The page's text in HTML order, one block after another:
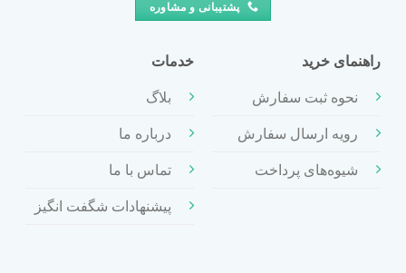
پشتیبانی و مشاوره
راهنمای خرید
نحوه ثبت سفارش
رویه ارسال سفارش
شیوه‌های پرداخت
خدمات
بلاگ
درباره ما
تماس با ما
پیشنهادات شگفت انگیز